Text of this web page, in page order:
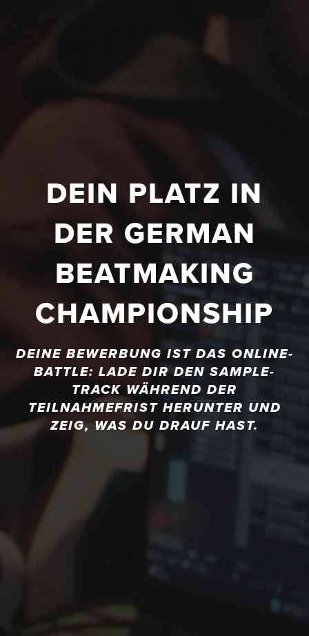
DEIN PLATZ IN
DER GERMAN
BEATMAKING
CHAMPIONSHIP
DEINE BEWERBUNG IST DAS ONLINE-
BATTLE: LADE DIR DEN SAMPLE-
TRACK WÄHREND DER
TEILNAHMEFRIST HERUNTER UND
ZEIG, WAS DU DRAUF HAST.